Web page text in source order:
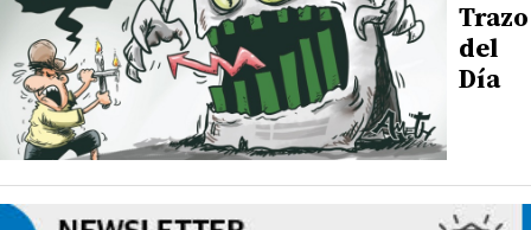
Trazo
del
Día